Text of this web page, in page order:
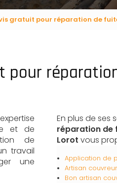
gratuit pour réparation de
pour
et de
de
travail
une
En plus de ses
réparation de
Lorot vous
Application de
Artisan
Bon artisan